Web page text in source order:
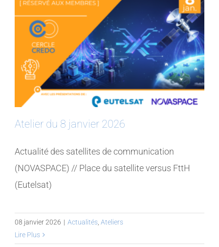
Atelier du 8 janvier 2026
Actualité des satellites de communication
(NOVASPACE) // Place du satellite versus FttH
(Eutelsat)
08 janvier 2026 | Actualités, Ateliers
Lire Plus